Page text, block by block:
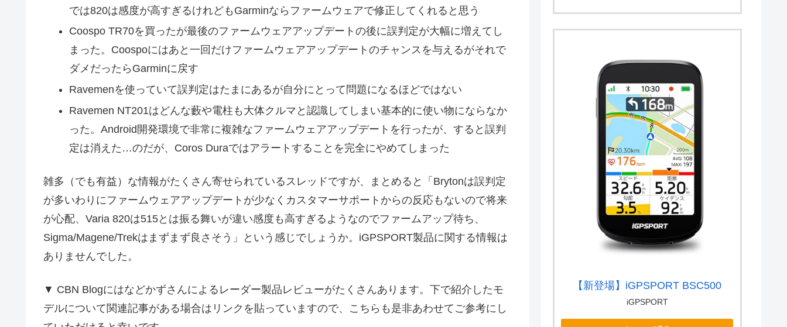
では820は感度が高すぎるけれどもGarminならファームウェアで修正してくれると思う
Coospo TR70を買ったが最後のファームウェアアップデートの後に誤判定が大幅に増えてし
まった。Coospoにはあと一回だけファームウェアアップデートのチャンスを与えるがそれで
ダメだったらGarminに戻す
Ravemenを使っていて誤判定はたまにあるが自分にとって問題になるほどではない
Ravemen NT201はどんな藪や電柱も大体クルマと認識してしまい基本的に使い物にならなか
った。Android開発環境で非常に複雑なファームウェアアップデートを行ったが、すると誤判
定は消えた…のだが、Coros Duraではアラートすることを完全にやめてしまった
雑多（でも有益）な情報がたくさん寄せられているスレッドですが、まとめると「Brytonは誤判定
が多いわりにファームウェアアップデートが少なくカスタマーサポートからの反応もないので将来
が心配、Varia 820は515とは振る舞いが違い感度も高すぎるようなのでファームアップ待ち、
Sigma/Magene/Trekはまずまず良さそう」という感じでしょうか。iGPSPORT製品に関する情報は
ありませんでした。
▼ CBN Blogにはなどかずさんによるレーダー製品レビューがたくさんあります。下で紹介したモ
デルについて関連記事がある場合はリンクを貼っていますので、こちらも是非あわせてご参考にし
【新登場】iGPSPORT BSC500
iGPSPORT